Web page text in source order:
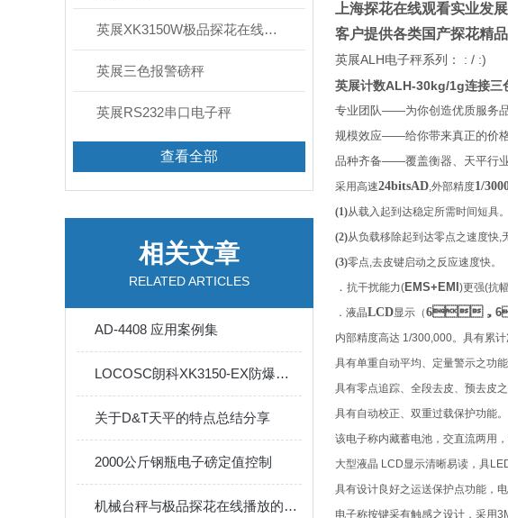
英展XK3150W极品探花在线播放
英展三色报警磅秤
英展RS232串口电子秤
查看全部
相关文章
RELATED ARTICLES
AD-4408 应用案例集
LOCOSC朗科XK3150-EX防爆电子称 LP7510/LP7610
关于D&T天平的特点总结分享
2000公斤钢瓶电子磅定值控制
机械台秤与极品探花在线播放的区别
上海探花在线观看实业发
客户提供各类国产探花精品
英展ALH电子秤系列：
: / :)
英展计数ALH-30kg/1g连接三
专业团队——为你创造优质服务品质
规模效应——给你带来真正的价格优
品种齐备——覆盖衡器、天平行业
采用高速24bitsAD,外部精度1/
(1)从载入起到达稳定所需时间短具。
(2)从负载移除起到达零点之速度快,无残
(3)零点,去皮键启动之反应速度快。
． 抗干扰能力(EMS+EMI )更强(抗幅
．液晶LCD显示（6， 6
内部精度高达 1/300,000。具有累
具有单重自动平均、定量警示之功能
具有零点追踪、全段去皮、预去皮之
具有自动校正、双重过载保护功能。
该电子称内藏蓄电池，交直流两用，携
大型液晶 LCD显示清晰易读，具
具有设计良好之运送保护点功能，电
电子称按键采有触感之设计，采用